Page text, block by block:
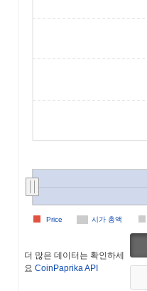
시가 총액
Price
더 많은 데이터는 확인하세
요 CoinPaprika API